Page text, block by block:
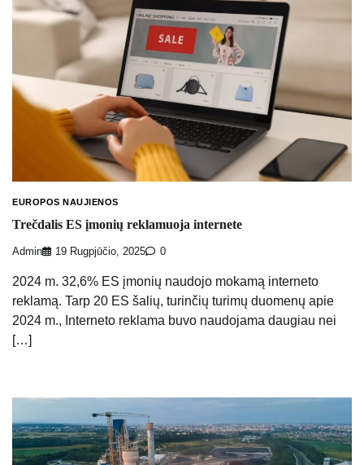
EUROPOS NAUJIENOS
Trečdalis ES įmonių reklamuoja internete
Admin 19 Rugpjūčio, 2025 0
2024 m. 32,6% ES įmonių naudojo mokamą interneto
reklamą. Tarp 20 ES šalių, turinčių turimų duomenų apie
2024 m., Interneto reklama buvo naudojama daugiau nei
[…]